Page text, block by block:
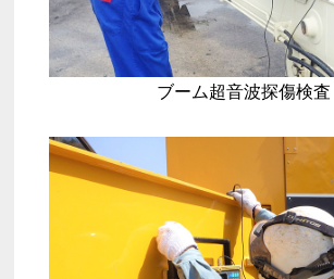
ブーム超音波探傷検査